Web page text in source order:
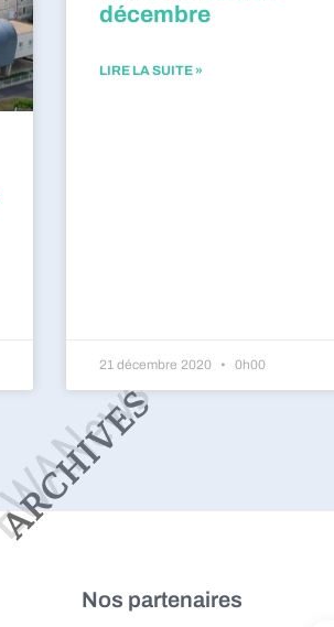
décembre
LIRE LA SUITE »
21 décembre 2020 0h00
Nos partenaires